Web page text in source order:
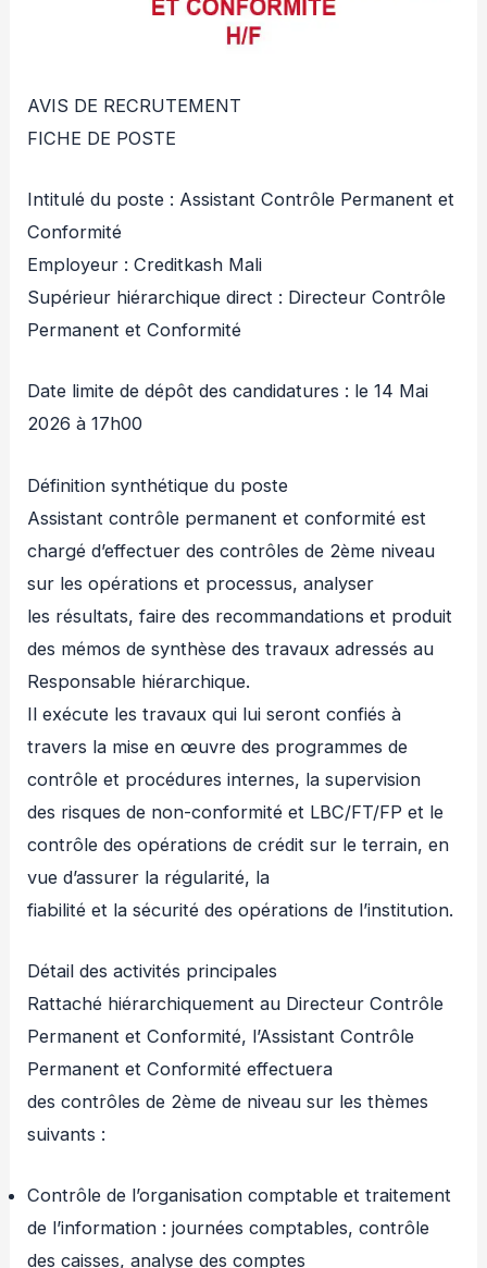
AVIS DE RECRUTEMENT
FICHE DE POSTE
Intitulé du poste : Assistant Contrôle Permanent et
Conformité
Employeur : Creditkash Mali
Supérieur hiérarchique direct : Directeur Contrôle
Permanent et Conformité
Date limite de dépôt des candidatures : le 14 Mai
2026 à 17h00
Définition synthétique du poste
Assistant contrôle permanent et conformité est
chargé d’effectuer des contrôles de 2ème niveau
sur les opérations et processus, analyser
les résultats, faire des recommandations et produit
des mémos de synthèse des travaux adressés au
Responsable hiérarchique.
Il exécute les travaux qui lui seront confiés à
travers la mise en œuvre des programmes de
contrôle et procédures internes, la supervision
des risques de non-conformité et LBC/FT/FP et le
contrôle des opérations de crédit sur le terrain, en
vue d’assurer la régularité, la
fiabilité et la sécurité des opérations de l’institution.
Détail des activités principales
Rattaché hiérarchiquement au Directeur Contrôle
Permanent et Conformité, l’Assistant Contrôle
Permanent et Conformité effectuera
des contrôles de 2ème de niveau sur les thèmes
suivants :
Contrôle de l’organisation comptable et traitement
de l’information : journées comptables, contrôle
des caisses, analyse des comptes